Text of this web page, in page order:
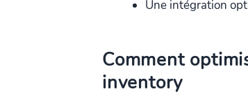
Une intégration
Comment
inventory